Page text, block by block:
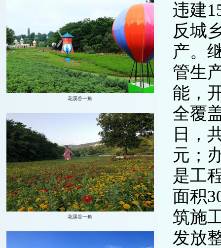
违建
反城
产。
管生
能，
全覆
日，
元；
是工
面积
筑施
发放